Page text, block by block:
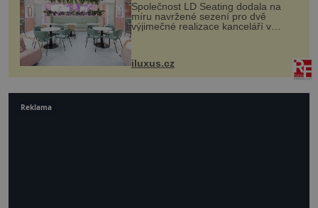
Společnost LD Seating dodala na
míru navržené sezení pro dvě
výjimečné realizace kanceláří v
areálu MediaCityUK v anglickém
budov Media...
iluxus.cz
Reklama